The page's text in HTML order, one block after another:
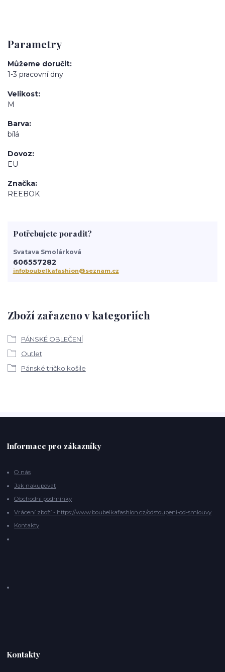
Parametry
Můžeme doručit
1-3 pracovní dny
Velikost
M
Barva
bílá
Dovoz
EU
Značka
REEBOK
Zboží zařazeno v kategoriích
PÁNSKÉ OBLEČENÍ
Outlet
Pánské tričko košile
Potřebujete poradit?
Svatava Smolárková
606557282
infoboubelkafashion@seznam.cz
Informace pro zákazníky
O nás
Jak nakupovat
Obchodní podmínky
Vrácení zboží - https://www.boubelkafashion.cz/odstoupeni-od-smlouvy
Kontakty
Kontakty